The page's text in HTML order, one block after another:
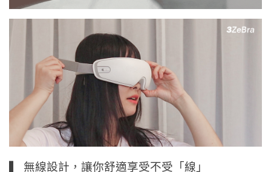
▍ 無線設計，讓你舒適享受不受「線」